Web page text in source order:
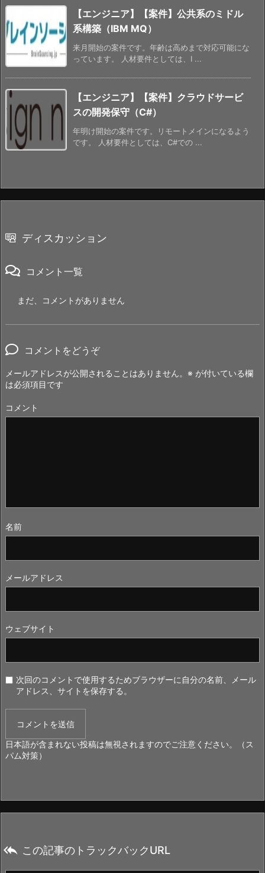
【エンジニア】【案件】公共系のミドル
系構築（IBM MQ）
来月開始の案件です。年齢は高めまで対応可能にな
っています。 人材要件としては、I ...
【エンジニア】【案件】クラウドサービ
スの開発保守（C#）
年明け開始の案件です。リモートメインになるよう
です。 人材要件としては、C#での ...
ディスカッション
コメント一覧
まだ、コメントがありません
コメントをどうぞ
メールアドレスが公開されることはありません。 ※ が付いている欄
は必須項目です
コメント
名前
メールアドレス
ウェブサイト
次回のコメントで使用するためブラウザーに自分の名前、メール
アドレス、サイトを保存する。
日本語が含まれない投稿は無視されますのでご注意ください。（ス
パム対策）
 この記事のトラックバックURL